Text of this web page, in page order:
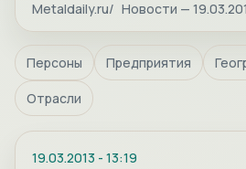
Metaldaily.ru Новости —
Персоны Предприятия
Отрасли
19.03.2013 - 13:19